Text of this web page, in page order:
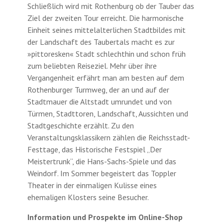
Schließlich wird mit Rothenburg ob der Tauber das
Ziel der zweiten Tour erreicht. Die harmonische
Einheit seines mittelalterlichen Stadtbildes mit
der Landschaft des Taubertals macht es zur
»pittoresken« Stadt schlechthin und schon früh
zum beliebten Reiseziel. Mehr über ihre
Vergangenheit erfährt man am besten auf dem
Rothenburger Turmweg, der an und auf der
Stadtmauer die Altstadt umrundet und von
Türmen, Stadttoren, Landschaft, Aussichten und
Stadtgeschichte erzählt. Zu den
Veranstaltungsklassikern zählen die Reichsstadt-
Festtage, das Historische Festspiel „Der
Meistertrunk“, die Hans-Sachs-Spiele und das
Weindorf. Im Sommer begeistert das Toppler
Theater in der einmaligen Kulisse eines
ehemaligen Klosters seine Besucher.
Information und Prospekte im Online-Shop